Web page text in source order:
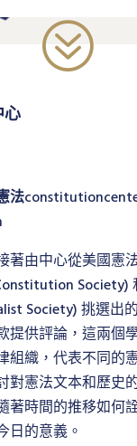
?
心
法
著由中心從美國憲
Society)
Society) 挑選出
提供評論，這兩個
組織，代表不同的
對憲法文本和歷史
著時間的推移如何
日的意義。